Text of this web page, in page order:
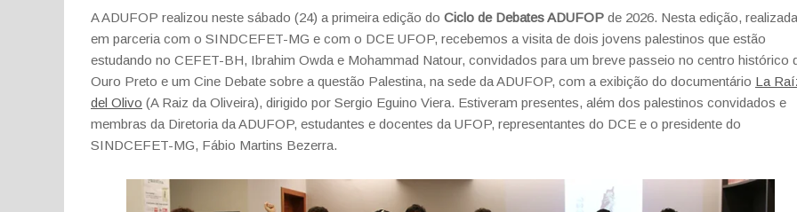
A ADUFOP realizou neste sábado (24) a primeira edição do Ciclo de Debates ADUFOP de 2026. Nesta edição, realizada
em parceria com o SINDCEFET-MG e com o DCE UFOP, recebemos a visita de dois jovens palestinos que estão
estudando no CEFET-BH, Ibrahim Owda e Mohammad Natour, convidados para um breve passeio no centro histórico
Ouro Preto e um Cine Debate sobre a questão Palestina, na sede da ADUFOP, com a exibição do documentário La
del Olivo (A Raiz da Oliveira), dirigido por Sergio Eguino Viera. Estiveram presentes, além dos palestinos convidados e
membras da Diretoria da ADUFOP, estudantes e docentes da UFOP, representantes do DCE e o presidente do
SINDCEFET-MG, Fábio Martins Bezerra.